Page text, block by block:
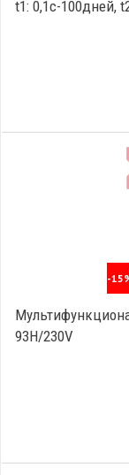
t1: 0,1с-100дней,
-
93H/230V